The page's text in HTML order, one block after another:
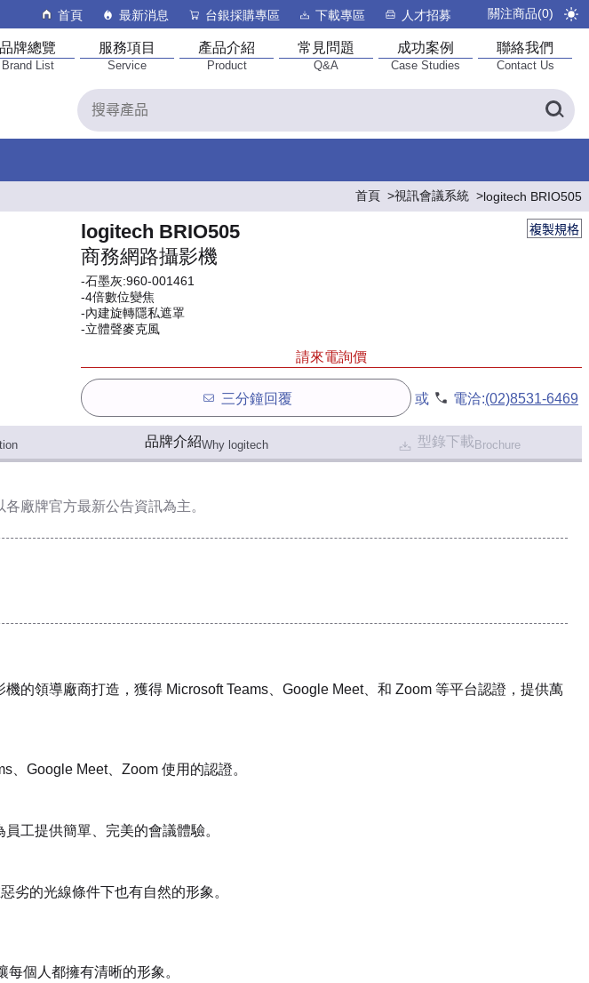
首頁 最新消息 台銀採購專區 下載專區 人才招募 關注商品(0)
品牌總覽
Brand List
服務項目
Service
產品介紹
Product
常見問題
Q&A
成功案例
Case Studies
聯絡我們
Contact Us
首頁 視訊會議系統 logitech BRIO505
複製規格
logitech BRIO505
商務網路攝影機
-石墨灰:960-001461
-4倍數位變焦
-內建旋轉隱私遮罩
-立體聲麥克風
請來電詢價
三分鐘回覆 或 電洽:(02)8531-6469
品牌介紹Why logitech 型錄下載 Brochure
廠牌官方最新公告資訊為主。
的領導廠商打造，獲得 Microsoft Teams、Google Meet、和 Zoom 等平台認證，提供萬
、Google Meet、Zoom 使用的認證。
工提供簡單、完美的會議體驗。
劣的光線條件下也有自然的形象。
個人都擁有清晰的形象。